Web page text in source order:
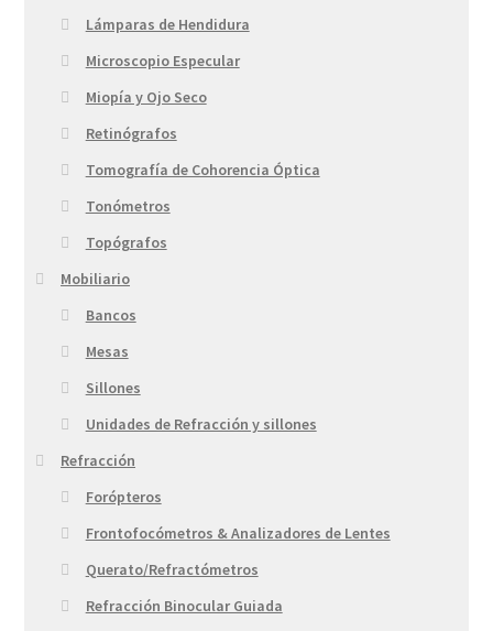
Lámparas de Hendidura
Microscopio Especular
Miopía y Ojo Seco
Retinógrafos
Tomografía de Cohorencia Óptica
Tonómetros
Topógrafos
Mobiliario
Bancos
Mesas
Sillones
Unidades de Refracción y sillones
Refracción
Forópteros
Frontofocómetros & Analizadores de Lentes
Querato/Refractómetros
Refracción Binocular Guiada